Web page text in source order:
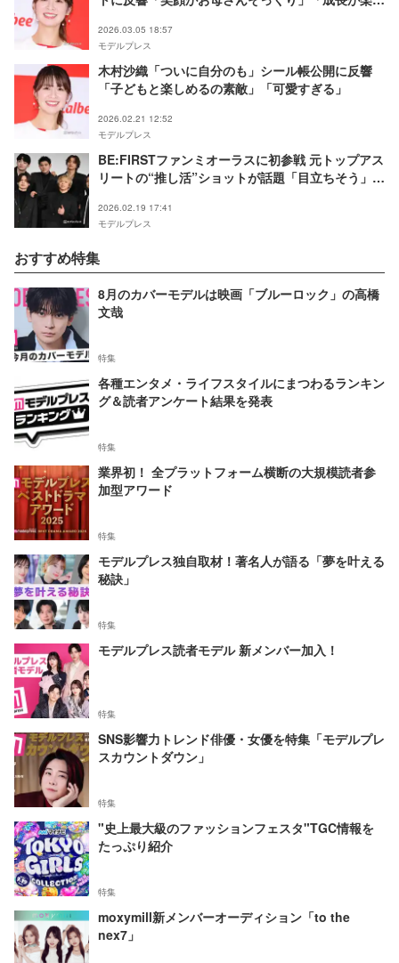
2026.03.05 18:57
モデルプレス
木村沙織「ついに自分のも」シール帳公開に反響
「子どもと楽しめるの素敵」「可愛すぎる」
2026.02.21 12:52
モデルプレス
BE:FIRSTファンミオーラスに初参戦 元トップアス
リートの“推し活”ショットが話題「目立ちそう」
2026.02.19 17:41
モデルプレス
おすすめ特集
8月のカバーモデルは映画「ブルーロック」の高橋
文哉
特集
各種エンタメ・ライフスタイルにまつわるランキン
グ＆読者アンケート結果を発表
特集
業界初！ 全プラットフォーム横断の大規模読者参
加型アワード
特集
モデルプレス独自取材！著名人が語る「夢を叶える
秘訣」
特集
モデルプレス読者モデル 新メンバー加入！
特集
SNS影響力トレンド俳優・女優を特集「モデルプレ
スカウントダウン」
特集
"史上最大級のファッションフェスタ"TGC情報を
たっぷり紹介
特集
moxymill新メンバーオーディション「to the
nex7」